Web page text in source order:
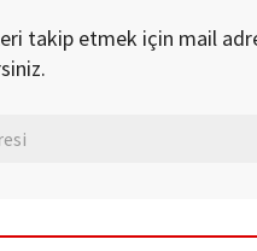
takip etmek için mail